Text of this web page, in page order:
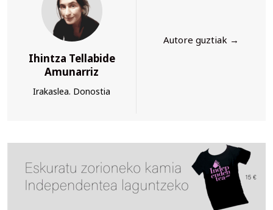
Ihintza Tellabide
Amunarriz
Irakaslea. Donostia
Autore guztiak →